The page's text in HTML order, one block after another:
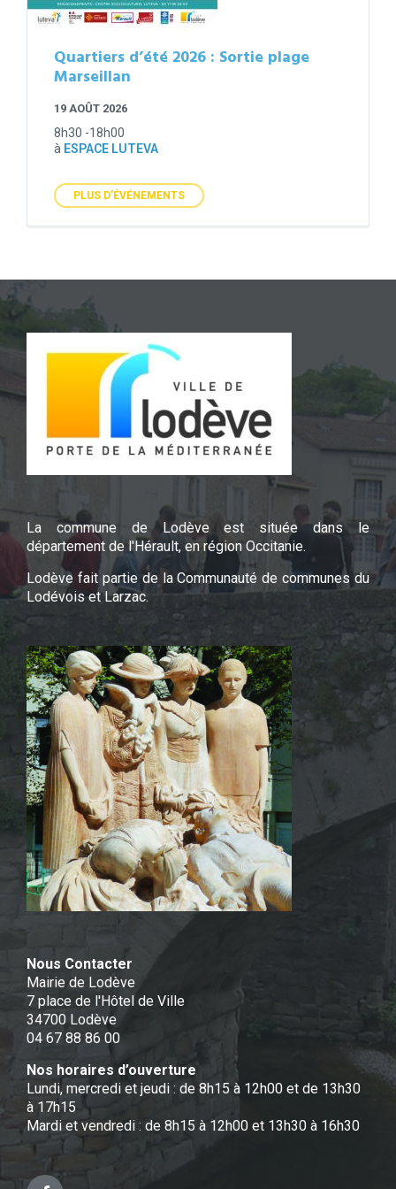
Quartiers d’été 2026 : Sortie plage
Marseillan
19 AOÛT 2026
8h30 -18h00
à ESPACE LUTEVA
PLUS D'ÉVÉNEMENTS
La commune de Lodève est située dans le
département de l'Hérault, en région Occitanie.
Lodève fait partie de la Communauté de communes du
Lodévois et Larzac.
Nous Contacter
Mairie de Lodève
7 place de l'Hôtel de Ville
34700 Lodève
04 67 88 86 00
Nos horaires d’ouverture
Lundi, mercredi et jeudi : de 8h15 à 12h00 et de 13h30
à 17h15
Mardi et vendredi : de 8h15 à 12h00 et 13h30 à 16h30